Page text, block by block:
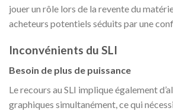
jouer un rôle lors de la revente du
acheteurs potentiels séduits par une
Inconvénients du SLI
Besoin de plus de puissance
Le recours au SLI implique également
graphiques simultanément, ce qui